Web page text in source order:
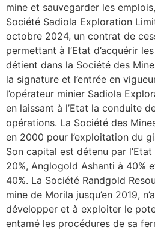
mine et sauvegarder les
Société Sadiola Exploration
octobre 2024, un contrat de
permettant à l’Etat d’acquérir
détient dans la Société des
la signature et l’entrée en
l’opérateur minier Sadiola
en laissant à l’Etat la conduite
opérations. La Société des
en 2000 pour l’exploitation du
Son capital est détenu par
20%, Anglogold Ashanti à 40%
40%. La Société Randgold
mine de Morila jusqu’en 2019,
développer et à exploiter le
entamé les procédures de sa